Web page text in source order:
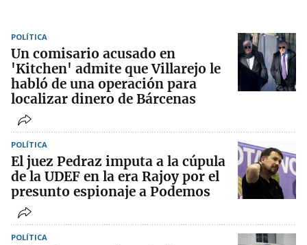
POLÍTICA
Un comisario acusado en
'Kitchen' admite que Villarejo le
habló de una operación para
localizar dinero de Bárcenas
POLÍTICA
El juez Pedraz imputa a la cúpula
de la UDEF en la era Rajoy por el
presunto espionaje a Podemos
POLÍTICA